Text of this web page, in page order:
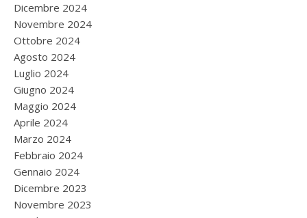
Dicembre 2024
Novembre 2024
Ottobre 2024
Agosto 2024
Luglio 2024
Giugno 2024
Maggio 2024
Aprile 2024
Marzo 2024
Febbraio 2024
Gennaio 2024
Dicembre 2023
Novembre 2023